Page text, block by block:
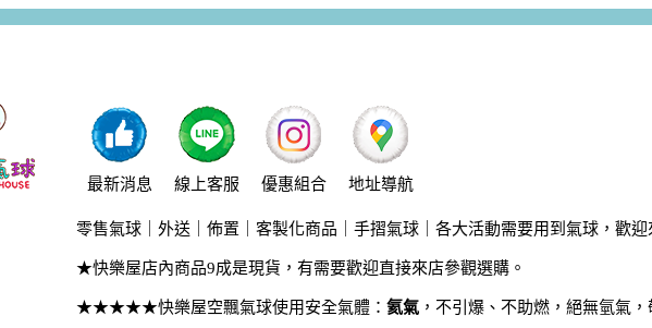
最新消息 線上客服 優惠組合 地址導航
零售氣球｜外送｜佈置｜客製化商品｜手摺氣球｜各大活動需要用到氣球，歡迎
★快樂屋店內商品9成是現貨，有需要歡迎直接來店參觀選購。
★★★★★快樂屋空飄氣球使用安全氣體： 氦氣 ，不引爆、不助燃，絕無氫氣，